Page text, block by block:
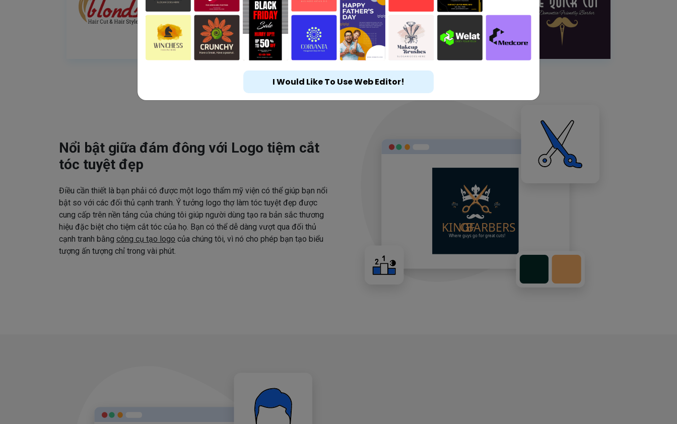
Nổi bật giữa đám đông với Logo tiệm cắt
tóc tuyệt đẹp
Điều cần thiết là bạn phải có được một logo thẩm mỹ viện có thể giúp bạn nổi
bật so với các đối thủ cạnh tranh. Ý tưởng logo thợ làm tóc tuyệt đẹp được
cung cấp trên nền tảng của chúng tôi giúp người dùng tạo ra bản sắc thương
hiệu đặc biệt cho tiệm cắt tóc của họ. Bạn có thể dễ dàng vượt qua đối thủ
cạnh tranh bằng công cụ tạo logo của chúng tôi, vì nó cho phép bạn tạo biểu
tượng ấn tượng chỉ trong vài phút.
I Would Like To Use Web Editor!